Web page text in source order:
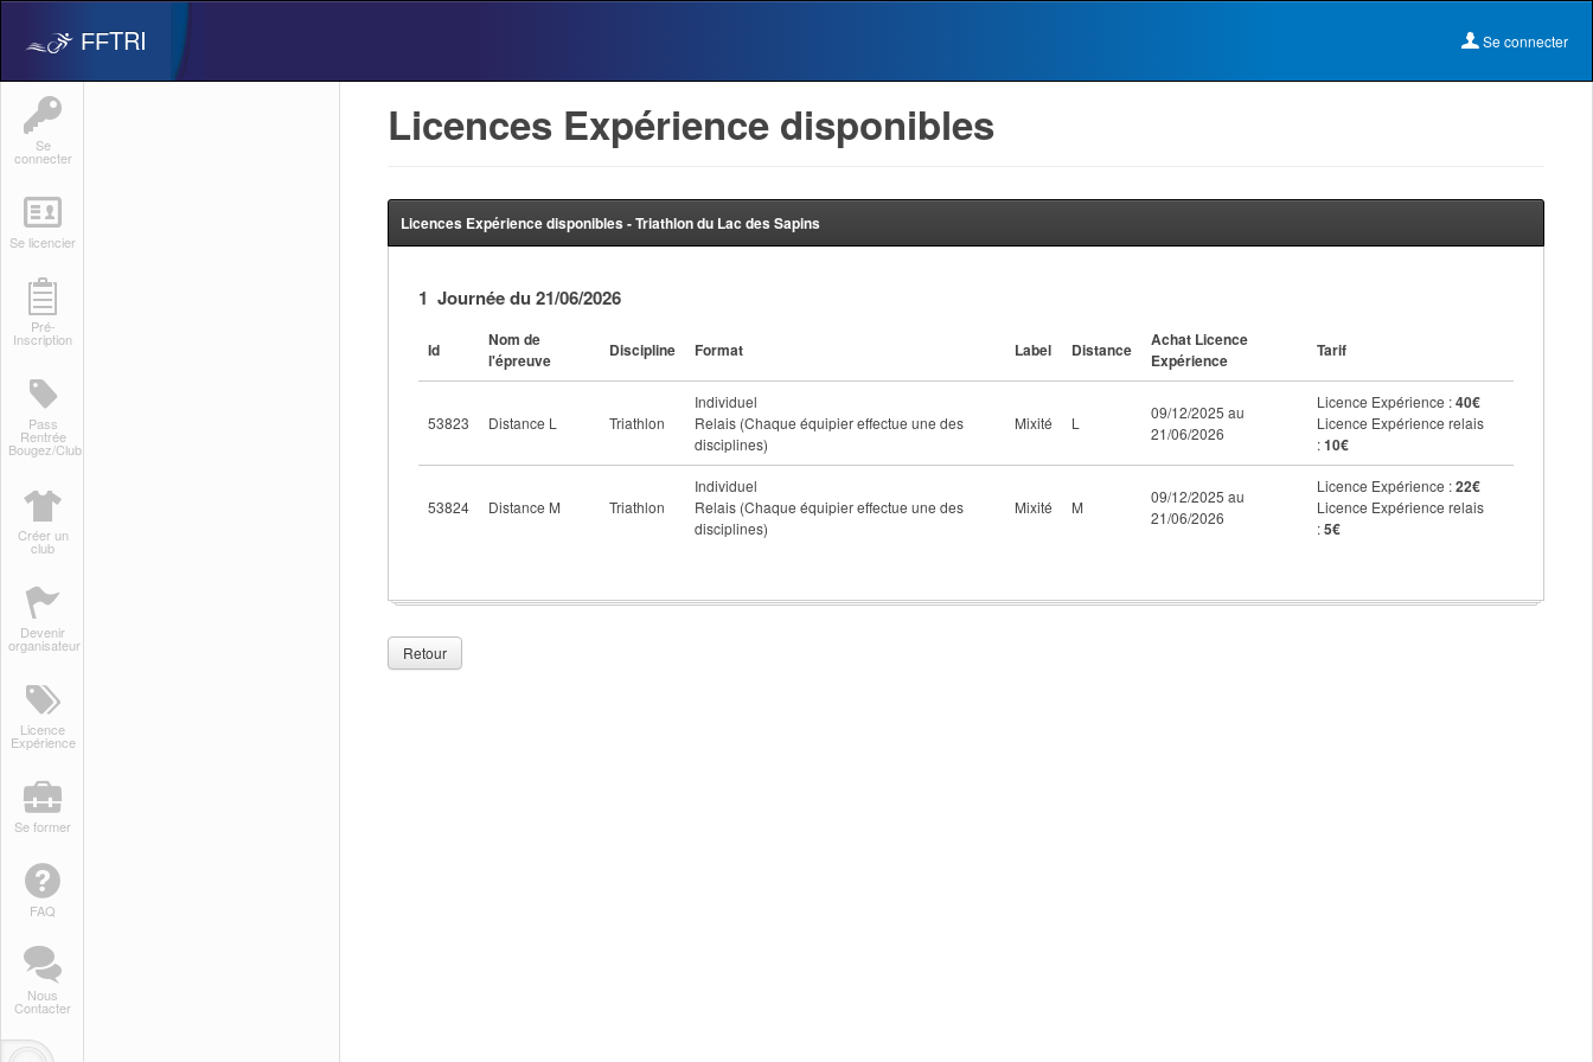
FFTRI Se connecter
Se
connecter
Se licencier
Pré-
Inscription
Pass
Rentrée
Bougez/Club
Créer un
club
Devenir
organisateur
Licence
Expérience
Se former
FAQ
Nous
Contacter
Licences Expérience disponibles
Licences Expérience disponibles - Triathlon du Lac des Sapins
1 Journée du 21/06/2026
Id
Nom de
l'épreuve
Discipline Format Label Distance
Achat Licence
Expérience
Tarif
53823 Distance L Triathlon
Individuel
Relais (Chaque équipier effectue une des
disciplines)
Mixité L
09/12/2025 au
21/06/2026
Licence Expérience :40€
Licence Expérience relais
:10€
53824 Distance M Triathlon
Individuel
Relais (Chaque équipier effectue une des
disciplines)
Mixité M
09/12/2025 au
21/06/2026
Licence Expérience :22€
Licence Expérience relais
:5€
Retour